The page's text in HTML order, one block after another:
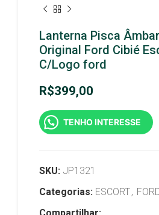
Lanterna Pisca
Original Ford Cibié
C/Logo ford
R$399,00
TENHO INTERESSE
SKU: JP1321
Categorias: ESCORT,